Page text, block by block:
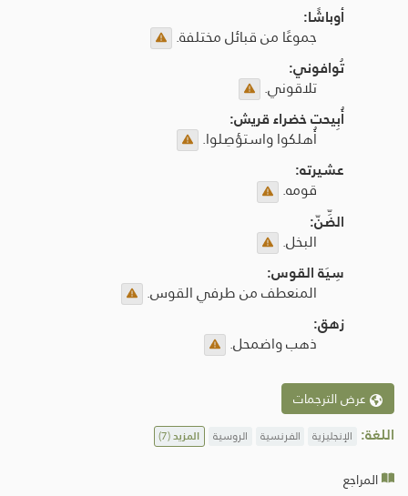
أوباشًا:
جموعًا من قبائل مختلفة.
تُوافوني:
تلاقوني.
أُبِيحت خضراء قريش:
أُهلكوا واستؤصِلوا.
عشيرته:
قومه.
الضِّنّ:
البخل.
سِيَة القوس:
المنعطف من طرفي القوس.
زهق:
ذهب واضمحل.
عرض الترجمات
اللغة: الإنجليزية الفرنسية الروسية المزيد(7)
المراجع